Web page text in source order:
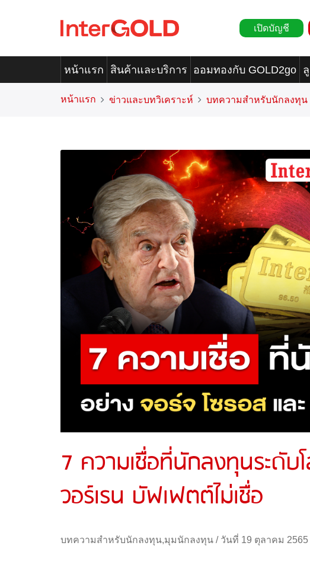
เปิดบัญชี
หน้าแรก สินค้าและบริการ ออมทองกับ GOLD2go
หน้าแรก ข่าวและบทวิเคราะห์ บทความสำหรับนักลงทุน
7 ความเชื่อที่นักลงทุนระดับ
วอร์เรน บัฟเฟตต์ไม่เชื่อ
บทความสำหรับนักลงทุน,มุมนักลงทุน / วันที่ 19 ตุลาคม 2565